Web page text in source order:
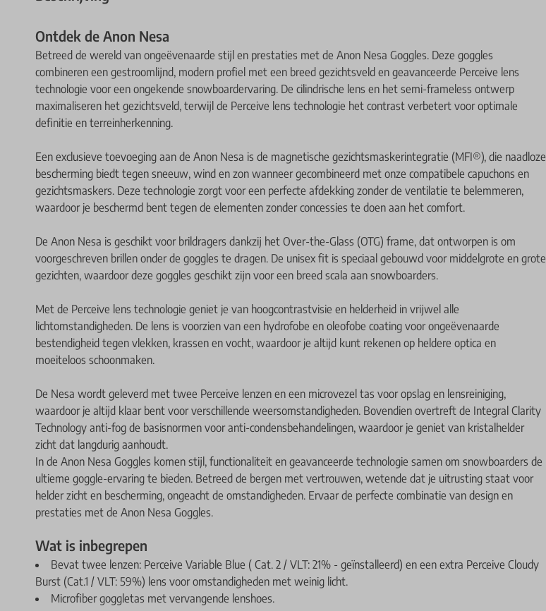
Ontdek de Anon Nesa
Betreed de wereld van ongeëvenaarde stijl en prestaties met de Anon Nesa Goggles. Deze goggles
combineren een gestroomlijnd, modern profiel met een breed gezichtsveld en geavanceerde Perceive lens
technologie voor een ongekende snowboardervaring. De cilindrische lens en het semi-frameless ontwerp
maximaliseren het gezichtsveld, terwijl de Perceive lens technologie het contrast verbetert voor optimale
definitie en terreinherkenning.
Een exclusieve toevoeging aan de Anon Nesa is de magnetische gezichtsmaskerintegratie (MFI®), die naadloze
bescherming biedt tegen sneeuw, wind en zon wanneer gecombineerd met onze compatibele capuchons en
gezichtsmaskers. Deze technologie zorgt voor een perfecte afdekking zonder de ventilatie te belemmeren,
waardoor je beschermd bent tegen de elementen zonder concessies te doen aan het comfort.
De Anon Nesa is geschikt voor brildragers dankzij het Over-the-Glass (OTG) frame, dat ontworpen is om
voorgeschreven brillen onder de goggles te dragen. De unisex fit is speciaal gebouwd voor middelgrote en grote
gezichten, waardoor deze goggles geschikt zijn voor een breed scala aan snowboarders.
Met de Perceive lens technologie geniet je van hoogcontrastvisie en helderheid in vrijwel alle
lichtomstandigheden. De lens is voorzien van een hydrofobe en oleofobe coating voor ongeëvenaarde
bestendigheid tegen vlekken, krassen en vocht, waardoor je altijd kunt rekenen op heldere optica en
moeiteloos schoonmaken.
De Nesa wordt geleverd met twee Perceive lenzen en een microvezel tas voor opslag en lensreiniging,
waardoor je altijd klaar bent voor verschillende weersomstandigheden. Bovendien overtreft de Integral Clarity
Technology anti-fog de basisnormen voor anti-condensbehandelingen, waardoor je geniet van kristalhelder
zicht dat langdurig aanhoudt.
In de Anon Nesa Goggles komen stijl, functionaliteit en geavanceerde technologie samen om snowboarders de
ultieme goggle-ervaring te bieden. Betreed de bergen met vertrouwen, wetende dat je uitrusting staat voor
helder zicht en bescherming, ongeacht de omstandigheden. Ervaar de perfecte combinatie van design en
prestaties met de Anon Nesa Goggles.
Wat is inbegrepen
Bevat twee lenzen: Perceive Variable Blue ( Cat. 2 / VLT: 21% - geïnstalleerd) en een extra Perceive Cloudy
Burst (Cat.1 / VLT: 59%) lens voor omstandigheden met weinig licht.
Microfiber goggletas met vervangende lenshoes.